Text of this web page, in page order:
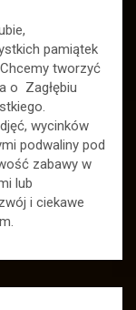
pamiątek
tworzyć
o Zagłębiu
wycinków
podwaliny pod
zabawy w
lub
i ciekawe